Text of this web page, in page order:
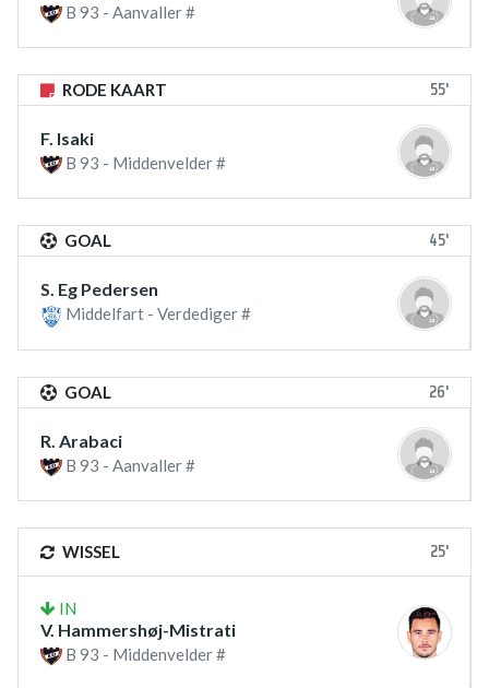
B 93 - Aanvaller #
RODE KAART 55'
F. Isaki
B 93 - Middenvelder #
GOAL 45'
S. Eg Pedersen
Middelfart - Verdediger #
GOAL 26'
R. Arabaci
B 93 - Aanvaller #
WISSEL 25'
IN
V. Hammershøj-Mistrati
B 93 - Middenvelder #